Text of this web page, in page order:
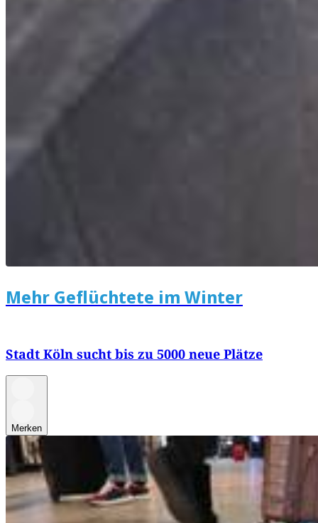
Mehr Geflüchtete im Winter
Stadt Köln sucht bis zu 5000 neue Plätze
Merken